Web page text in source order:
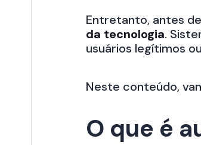
Entretanto, antes
da tecnologia.
usuários legítimos
Neste conteúdo,
O que é